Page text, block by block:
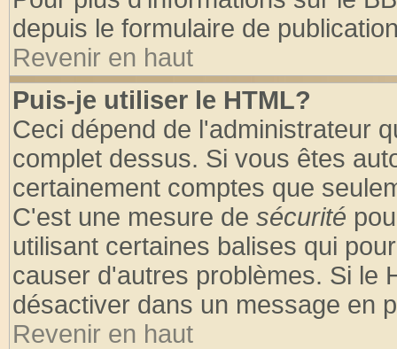
depuis le formulaire de
Revenir en haut
Puis-je utiliser le HTML?
Ceci dépend de l'administrateur
complet dessus. Si vous êtes
certainement comptes que
C'est une mesure de sécurité
utilisant certaines balises qui
causer d'autres problèmes. Si le
désactiver dans un message en
Revenir en haut